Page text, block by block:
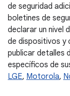
de seguridad
boletines de
declarar un nivel
de dispositivos y
publicar detalles
específicos de
LGE, Motorola,